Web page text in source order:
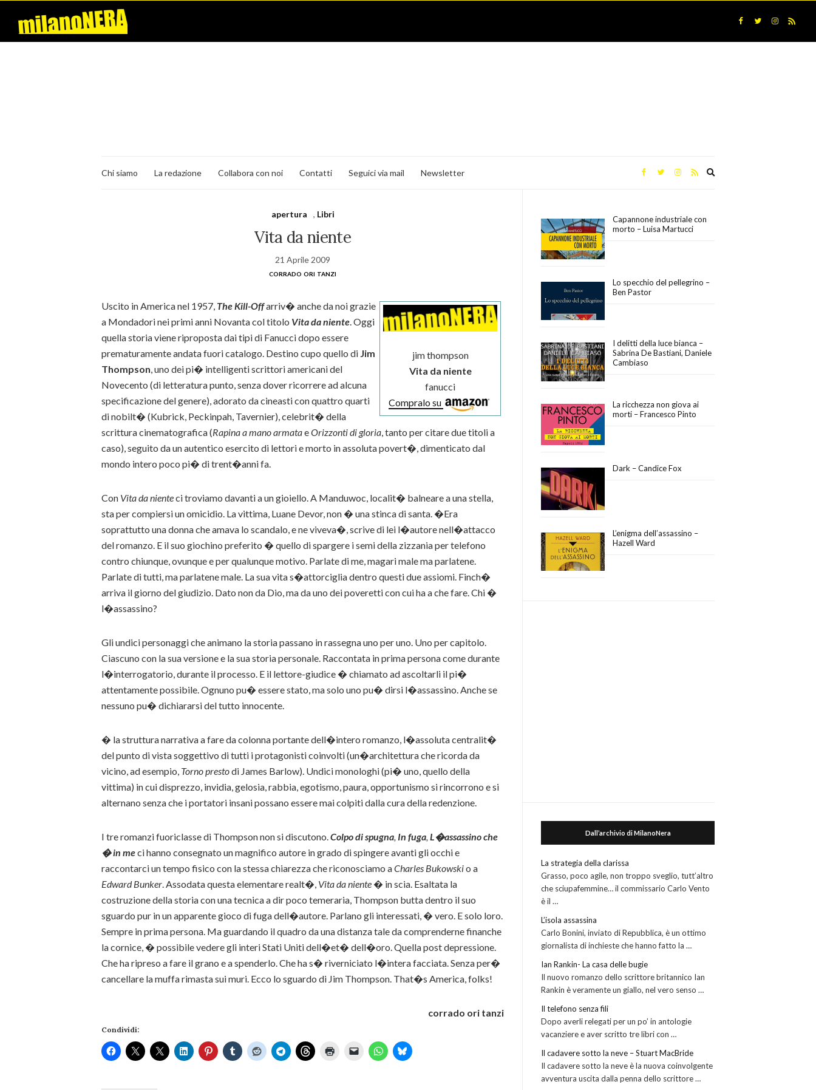
Chi siamo La redazione Collabora con noi Contatti Seguici via mail Newsletter
apertura , Libri
Vita da niente
21 Aprile 2009
corrado ori tanzi
jim thompson
Vita da niente
fanucci
Compralo su
Uscito in America nel 1957, The Kill-Offarriv� anche da noi grazie
a Mondadori nei primi anni Novanta col titolo Vita da niente. Oggi
quella storia viene riproposta dai tipi di Fanucci dopo essere
prematuramente andata fuori catalogo. Destino cupo quello di Jim
Thompson, uno dei pi� intelligenti scrittori americani del
Novecento (di letteratura punto, senza dover ricorrere ad alcuna
specificazione del genere), adorato da cineasti con quattro quarti
di nobilt� (Kubrick, Peckinpah, Tavernier), celebrit� della
scrittura cinematografica (Rapina a mano armataeOrizzonti di gloria, tanto per citare due titoli a
caso), seguito da un autentico esercito di lettori e morto in assoluta povert�, dimenticato dal
mondo intero poco pi� di trent�anni fa.
Con Vita da nienteci troviamo davanti a un gioiello. A Manduwoc, localit� balneare a una stella,
sta per compiersi un omicidio. La vittima, Luane Devor, non � una stinca di santa. �Era
soprattutto una donna che amava lo scandalo, e ne viveva�, scrive di lei l�autore nell�attacco
del romanzo. E il suo giochino preferito � quello di spargere i semi della zizzania per telefono
contro chiunque, ovunque e per qualunque motivo. Parlate di me, magari male ma parlatene.
Parlate di tutti, ma parlatene male. La sua vita s�attorciglia dentro questi due assiomi. Finch�
arriva il giorno del giudizio. Dato non da Dio, ma da uno dei poveretti con cui ha a che fare. Chi �
l�assassino?
Gli undici personaggi che animano la storia passano in rassegna uno per uno. Uno per capitolo.
Ciascuno con la sua versione e la sua storia personale. Raccontata in prima persona come durante
l�interrogatorio, durante il processo. E il lettore-giudice � chiamato ad ascoltarli il pi�
attentamente possibile. Ognuno pu� essere stato, ma solo uno pu� dirsi l�assassino. Anche se
nessuno pu� dichiararsi del tutto innocente.
� la struttura narrativa a fare da colonna portante dell�intero romanzo, l�assoluta centralit�
del punto di vista soggettivo di tutti i protagonisti coinvolti (un�architettura che ricorda da
vicino, ad esempio, Torno prestodi James Barlow). Undici monologhi (pi� uno, quello della
vittima) in cui disprezzo, invidia, gelosia, rabbia, egotismo, paura, opportunismo si rincorrono e si
alternano senza che i portatori insani possano essere mai colpiti dalla cura della redenzione.
I tre romanzi fuoriclasse di Thompson non si discutono.Colpo di spugna, In fuga, L�assassino che
� in meci hanno consegnato un magnifico autore in grado di spingere avanti gli occhi e
raccontarci un tempo fisico con la stessa chiarezza che riconosciamo aCharles Bukowskio a
Edward Bunker. Assodata questa elementare realt�, Vita da niente � in scia. Esaltata la
costruzione della storia con una tecnica a dir poco temeraria, Thompson butta dentro il suo
sguardo pur in un apparente gioco di fuga dell�autore. Parlano gli interessati, � vero. E solo loro.
Sempre in prima persona. Ma guardando il quadro da una distanza tale da comprenderne finanche
la cornice, � possibile vedere gli interi Stati Uniti dell�et� dell�oro. Quella post depressione.
Che ha ripreso a fare il grano e a spenderlo. Che ha s� riverniciato l�intera facciata. Senza per�
cancellare la muffa rimasta sui muri. Ecco lo sguardo di Jim Thompson. That�s America, folks!
corrado ori tanzi
Condividi:
Capannone industriale con
morto – Luisa Martucci
Lo specchio del pellegrino –
Ben Pastor
I delitti della luce bianca –
Sabrina De Bastiani, Daniele
Cambiaso
La ricchezza non giova ai
morti – Francesco Pinto
Dark – Candice Fox
L’enigma dell’assassino –
Hazell Ward
Dall’archivio di MilanoNera
La strategia della clarissa
Grasso, poco agile, non troppo sveglio, tutt’altro
che sciupafemmine… il commissario Carlo Vento
è il …
L’isola assassina
Carlo Bonini, inviato di Repubblica, è un ottimo
giornalista di inchieste che hanno fatto la …
Ian Rankin- La casa delle bugie
Il nuovo romanzo dello scrittore britannico Ian
Rankin è veramente un giallo, nel vero senso …
Il telefono senza fili
Dopo averli relegati per un po’ in antologie
vacanziere e aver scritto tre libri con …
Il cadavere sotto la neve – Stuart MacBride
Il cadavere sotto la neve è la nuova coinvolgente
avventura uscita dalla penna dello scrittore …